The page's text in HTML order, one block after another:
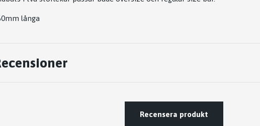
långa
Recensera produkt